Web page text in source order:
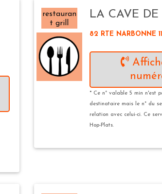
restauran
t grill
LA CAVE
82 RTE NARBONNE
* Ce n° valable 5 min n'est
destinataire mais le n° du
relation avec celui-ci. Ce
Hop-Plats.